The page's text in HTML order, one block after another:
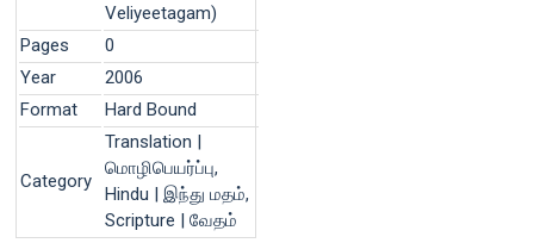
Veliyeetagam)
Pages
0
Year
2006
Format
Hard Bound
Category
Translation |
மொழிபெயர்ப்பு,
Hindu | இந்து மதம்,
Scripture | வேதம்